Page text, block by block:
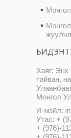
Хаяг: Энх
тайван,
Монгол
И-мэйл:
Утас: +
+ (976)-